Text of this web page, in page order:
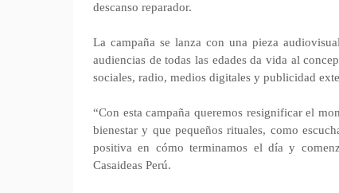
descanso reparador.
La campaña se lanza con una pieza
audiencias de todas las edades da vida al
sociales, radio, medios digitales y publicidad
“Con esta campaña queremos resignificar el
bienestar y que pequeños rituales, como
positiva en cómo terminamos el día y
Casaideas Perú.